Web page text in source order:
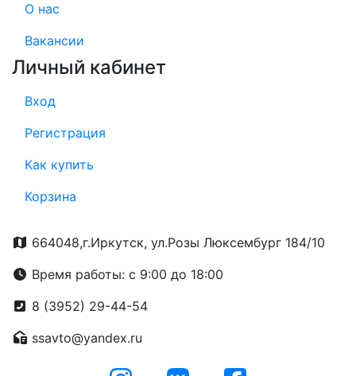
О нас
Вакансии
Личный кабинет
Вход
Регистрация
Как купить
Корзина
664048,г.Иркутск, ул.Розы Люксембург 184/10
Время работы: с 9:00 до 18:00
8 (3952) 29-44-54
ssavto@yandex.ru